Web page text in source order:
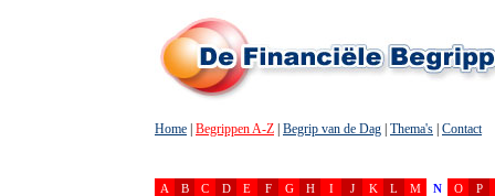
Home Begrippen A-Z Begrip van de Dag Thema's Contact
A B C D E F G H I J K L M N O P